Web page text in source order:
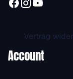
Vertrag
Account